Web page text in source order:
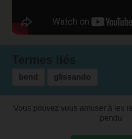
bend glissando
Vous pouvez vous amuser à les
pendu